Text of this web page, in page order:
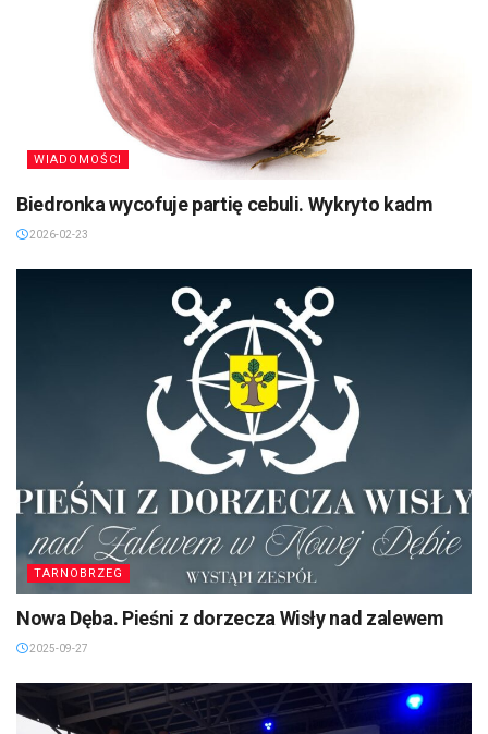
WIADOMOŚCI
Biedronka wycofuje partię cebuli. Wykryto kadm
2026-02-23
TARNOBRZEG
Nowa Dęba. Pieśni z dorzecza Wisły nad zalewem
2025-09-27